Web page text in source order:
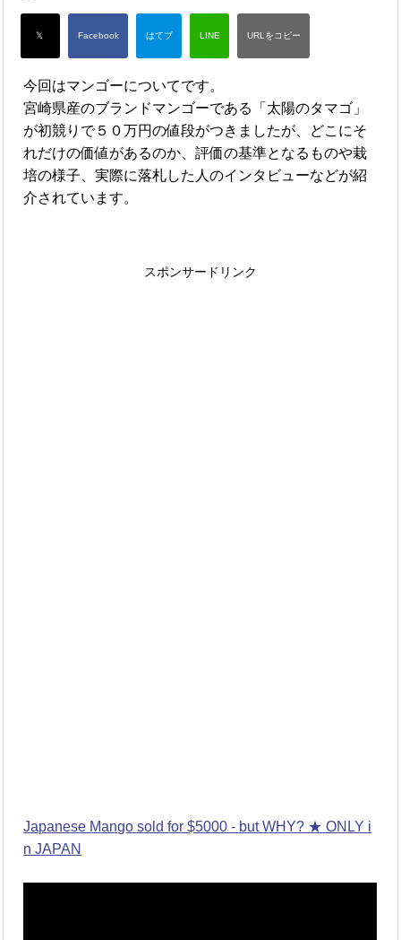
今回はマンゴーについてです。
宮崎県産のブランドマンゴーである「太陽のタマゴ」
が初競りで５０万円の値段がつきましたが、どこにそ
れだけの価値があるのか、評価の基準となるものや栽
培の様子、実際に落札した人のインタビューなどが紹
介されています。
スポンサードリンク
Japanese Mango sold for $5000 - but WHY? ★ ONLY i
n JAPAN